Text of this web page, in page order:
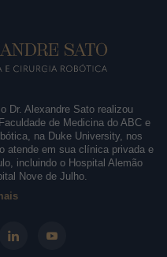
Dr. Alexandre Sato realizou
de Medicina do ABC e
na Duke University, nos
atende em sua clínica privada e
incluindo o Hospital Alemão
Nove de Julho.